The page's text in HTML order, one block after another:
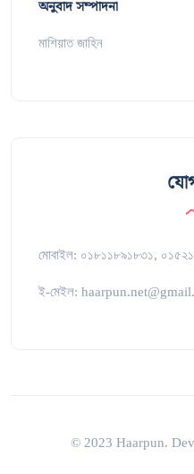
অনুবাদ সম্পাদনা
মাশিয়াত জাহিন
মোবাইল: ০১৮১১৮৯১৮৩১,
ই-মেইল:
© 2023 Haarpun.